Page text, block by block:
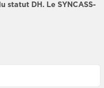
statut DH. Le SYNCASS-